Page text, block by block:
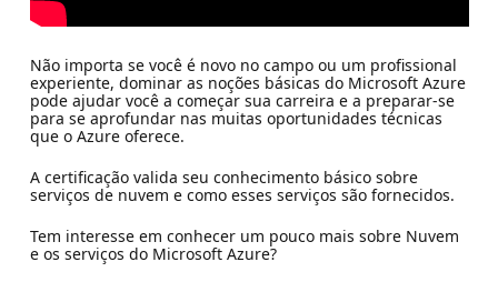
Não importa se você é novo no campo ou um profissional
experiente, dominar as noções básicas do Microsoft Azure
pode ajudar você a começar sua carreira e a preparar-se
para se aprofundar nas muitas oportunidades técnicas
que o Azure oferece.
A certificação valida seu conhecimento básico sobre
serviços de nuvem e como esses serviços são fornecidos.
Tem interesse em conhecer um pouco mais sobre Nuvem
e os serviços do Microsoft Azure?